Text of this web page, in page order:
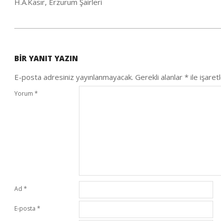
H.A.Kasır, Erzurum Şairleri
28
BIR YANIT YAZIN
E-posta adresiniz yayınlanmayacak. Gerekli alanlar * ile
Yorum *
Ad *
E-posta *